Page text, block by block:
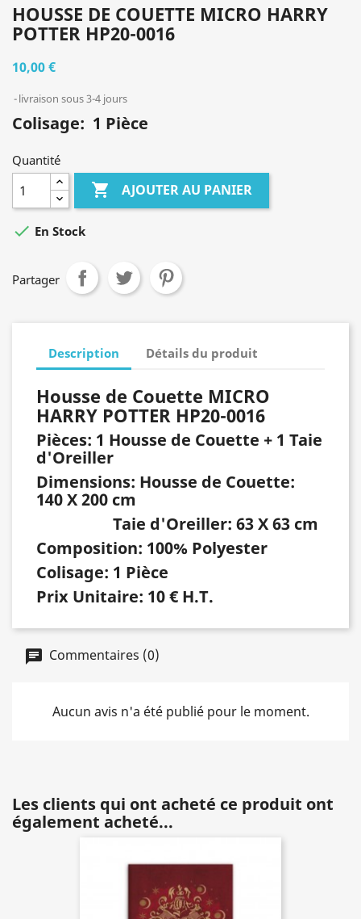
HOUSSE DE COUETTE MICRO HARRY
POTTER HP20-0016
10,00 €
livraison sous 3-4 jours
Colisage: 1 Pièce
Quantité
 AJOUTER AU PANIER
 En Stock
Partager
Description Détails du produit
Housse de Couette MICRO
HARRY POTTER HP20-0016
Pièces: 1 Housse de Couette + 1 Taie
d'Oreiller
Dimensions: Housse de Couette:
140 X 200 cm
Taie d'Oreiller: 63 X 63 cm
Composition: 100% Polyester
Colisage: 1 Pièce
Prix Unitaire: 10 € H.T.
Commentaires (0)
Aucun avis n'a été publié pour le moment.
Les clients qui ont acheté ce produit ont
également acheté...